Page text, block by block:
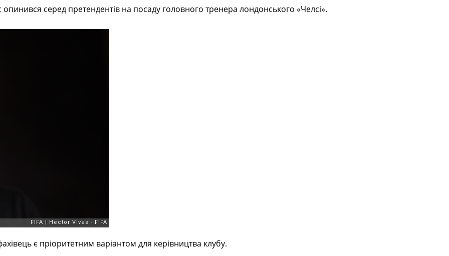
серед претендентів на посаду головного тренера лондонського «Челсі».
є пріоритетним варіантом для керівництва клубу.